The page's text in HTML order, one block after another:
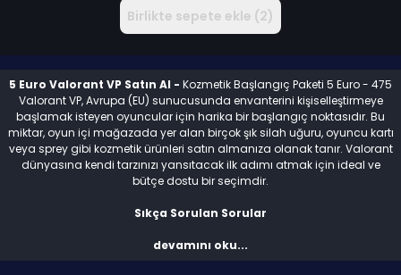
Birlikte sepete ekle (2)
5 Euro Valorant VP Satın Al - Kozmetik Başlangıç Paketi 5 Euro - 475
Valorant VP, Avrupa (EU) sunucusunda envanterini kişiselleştirmeye
başlamak isteyen oyuncular için harika bir başlangıç noktasıdır. Bu
miktar, oyun içi mağazada yer alan birçok şık silah uğuru, oyuncu kartı
veya sprey gibi kozmetik ürünleri satın almanıza olanak tanır. Valorant
dünyasına kendi tarzınızı yansıtacak ilk adımı atmak için ideal ve
bütçe dostu bir seçimdir.
Sıkça Sorulan Sorular
S: 475 VP ile silah skini alabilir miyim?
devamını oku...